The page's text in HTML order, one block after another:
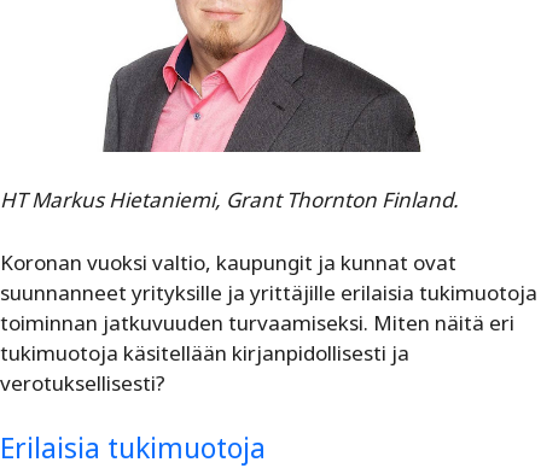
HT Markus Hietaniemi, Grant Thornton Finland.
Koronan vuoksi valtio, kaupungit ja kunnat ovat
suunnanneet yrityksille ja yrittäjille erilaisia tukimuotoja
toiminnan jatkuvuuden turvaamiseksi. Miten näitä eri
tukimuotoja käsitellään kirjanpidollisesti ja
verotuksellisesti?
Erilaisia tukimuotoja